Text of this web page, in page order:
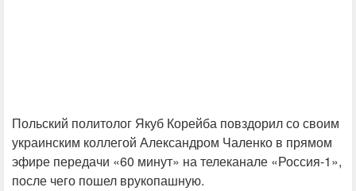
Польский политолог Якуб Корейба повздорил со своим
украинским коллегой Александром Чаленко в прямом
эфире передачи «60 минут» на телеканале «Россия-1»,
после чего пошел врукопашную.